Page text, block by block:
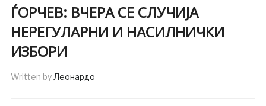
ЃОРЧЕВ: ВЧЕРА СЕ СЛУЧИЈА
НЕРЕГУЛАРНИ И НАСИЛНИЧКИ
ИЗБОРИ
Written byЛеонардо